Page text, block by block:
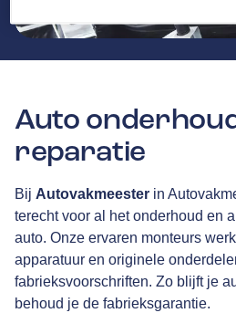
Auto
reparatie
Bij Autovakmeester in
terecht voor al het onderhoud en
auto. Onze ervaren monteurs
apparatuur en originele
fabrieksvoorschriften. Zo blijft je
behoud je de fabrieksgarantie.